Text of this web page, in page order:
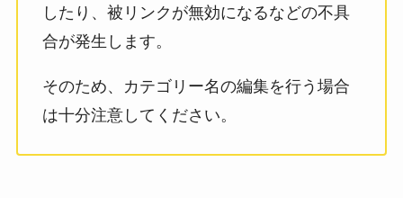
したり、被リンクが無効になるなどの不具
合が発生します。
そのため、カテゴリー名の編集を行う場合
は十分注意してください。